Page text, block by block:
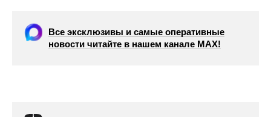
Все эксклюзивы и самые оперативные
новости читайте в нашем канале МАХ!